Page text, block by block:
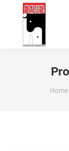
You
Home